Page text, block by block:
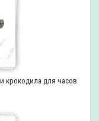
крокодила для часов